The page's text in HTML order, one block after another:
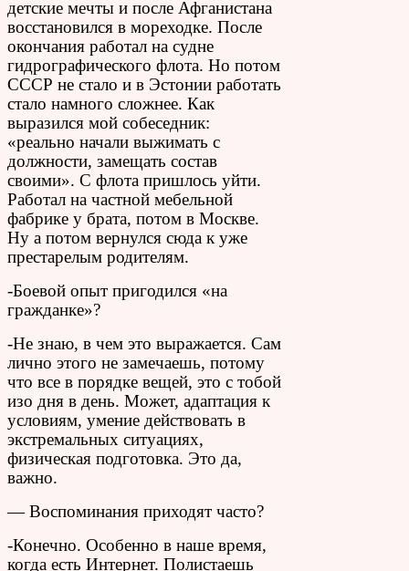
детские мечты и после Афганистана
восстановился в мореходке. После
окончания работал на судне
гидрографического флота. Но потом
СССР не стало и в Эстонии работать
стало намного сложнее. Как
выразился мой собеседник:
«реально начали выжимать с
должности, замещать состав
своими». С флота пришлось уйти.
Работал на частной мебельной
фабрике у брата, потом в Москве.
Ну а потом вернулся сюда к уже
престарелым родителям.
-Боевой опыт пригодился «на
гражданке»?
-Не знаю, в чем это выражается. Сам
лично этого не замечаешь, потому
что все в порядке вещей, это с тобой
изо дня в день. Может, адаптация к
условиям, умение действовать в
экстремальных ситуациях,
физическая подготовка. Это да,
важно.
— Воспоминания приходят часто?
-Конечно. Особенно в наше время,
когда есть Интернет. Полистаешь